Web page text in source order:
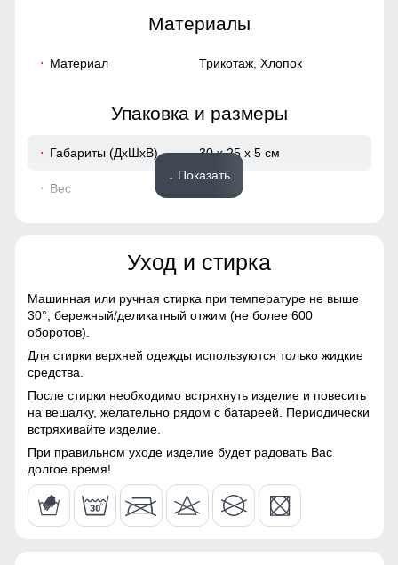
Материалы
Материал Трикотаж, Хлопок
Упаковка и размеры
Габариты (ДхШхВ) 30 x 25 x 5 см
Вес
ВНИМАНИЕ!!! Товар который куплен с уценкой не
подлежит возврату и обмену.
Отсутствуют брюки!
↓ Показать
Уход и стирка
Машинная или ручная стирка при температуре не выше
30°, бережный/деликатный отжим (не более 600
оборотов).
Для стирки верхней одежды используются только жидкие
средства.
После стирки необходимо встряхнуть изделие и повесить
на вешалку, желательно рядом с батареей. Периодически
встряхивайте изделие.
При правильном уходе изделие будет радовать Вас
долгое время!